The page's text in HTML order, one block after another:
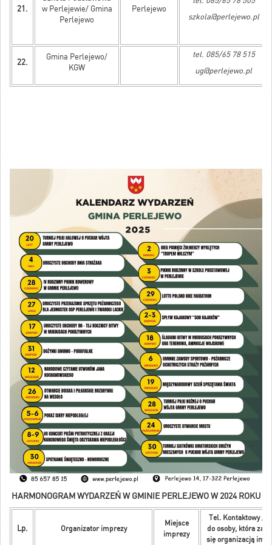
21.
w Perlejewie/ Gmina
Perlejewo
Perlejewo
szkola@perlejewo.pl
22.
Gmina Perlejewo/
KGW
tel. 085/65 78 515
ug@perlejewo.pl
HARMONOGRAM WYDARZEŃ W GMINIE PERLEJEWO W 2024 ROKU
Lp. Organizator imprezy
Miejsce
imprezy
Tel. Kontaktowy /
do osoby, która
się organizacją